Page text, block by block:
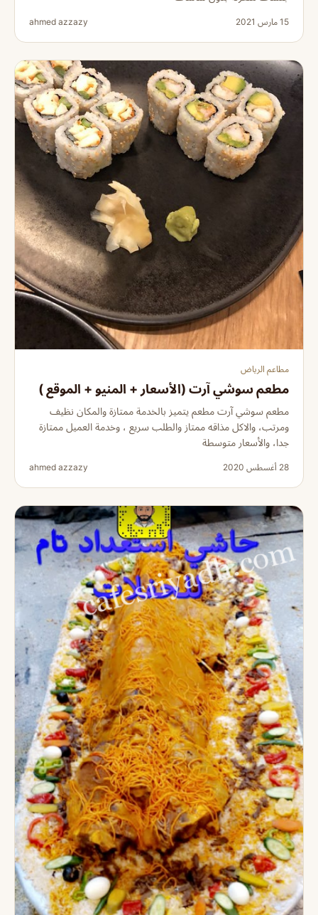
15 مارس 2021 ahmed azzazy
مطاعم الرياض
مطعم سوشي آرت (الأسعار + المنيو + الموقع )
مطعم سوشي آرت مطعم يتميز بالخدمة ممتازة والمكان نظيف
ومرتب، والاكل مذاقه ممتاز والطلب سريع ، وخدمة العميل ممتازة
جدا، والأسعار متوسطة
28 أغسطس 2020 ahmed azzazy